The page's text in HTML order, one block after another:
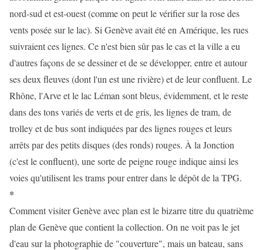
nord-sud et est-ouest (comme on peut le vérifier sur la rose des
vents posée sur le lac). Si Genève avait été en Amérique, les rues
suivraient ces lignes. Ce n'est bien sûr pas le cas et la ville a eu
d'autres façons de se dessiner et de se développer, entre et autour
ses deux fleuves (dont l'un est une rivière) et de leur confluent. Le
Rhône, l'Arve et le lac Léman sont bleus, évidemment, et le reste
dans des tons variés de verts et de gris, les lignes de tram, de
trolley et de bus sont indiquées par des lignes rouges et leurs
arrêts par des petits disques (des ronds) rouges. À la Jonction
(c'est le confluent), une sorte de peigne rouge indique ainsi les
voies qu'utilisent les trams pour entrer dans le dépôt de la TPG.
*
Comment visiter Genève avec plan est le bizarre titre du quatrième
plan de Genève que contient la collection. On ne voit pas le jet
d'eau sur la photographie de "couverture", mais un bateau, sans